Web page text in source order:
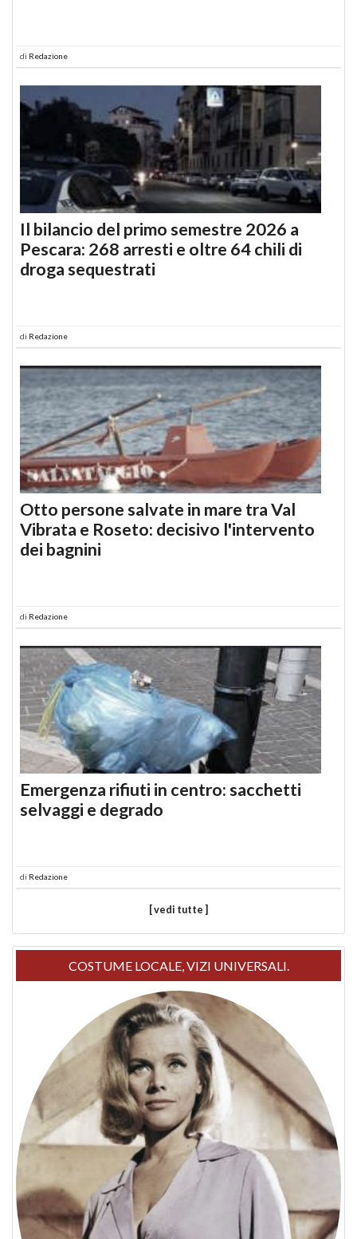
di Redazione
Il bilancio del primo semestre 2026 a
Pescara: 268 arresti e oltre 64 chili di
droga sequestrati
di Redazione
Otto persone salvate in mare tra Val
Vibrata e Roseto: decisivo l'intervento
dei bagnini
di Redazione
Emergenza rifiuti in centro: sacchetti
selvaggi e degrado
di Redazione
[ vedi tutte ]
COSTUME LOCALE, VIZI UNIVERSALI.